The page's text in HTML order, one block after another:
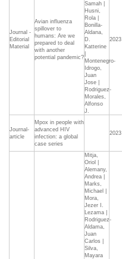
Journal -
Editorial
Material
Avian influenza
spillover to
humans: Are we
prepared to deal
with another
potential pandemic?
Samah |
Husni,
Rola |
Bonilla-
Aldana,
D.
Katterine
Montenegro-
Idrogo,
Juan
Jose |
Rodriguez-
Morales,
Alfonso
J.
2023
Journal-
article
Mpox in people with
advanced HIV
infection: a global
case series
2023
Mitja,
Oriol |
Alemany,
Andrea |
Marks,
Michael |
Mora,
Jezer I.
Lezama |
Rodriguez-
Aldama,
Juan
Carlos |
Silva,
Mayara